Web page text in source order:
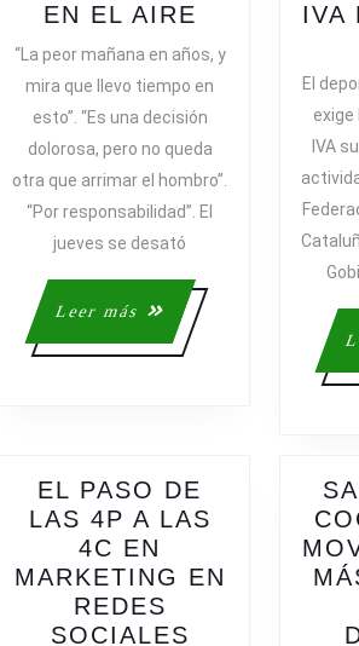
EN EL AIRE
NEGRO
DEL
DEPORTE:
CÓMO
SE
GESTIONÓ
CRISIS
QUE
DEJA
AIRE
“La peor mañana en años, y
mira que llevo tiempo en
esto”. “Es una decisión
dolorosa, pero no queda
otra que arrimar el hombro”.
“Por responsabilidad”. El
jueves se desató
Leer más
Leer
más
IVA
El
exige
IVA
EL PASO DE
LAS 4P A LAS
4C EN
MARKETING EN
REDES
SOCIALES